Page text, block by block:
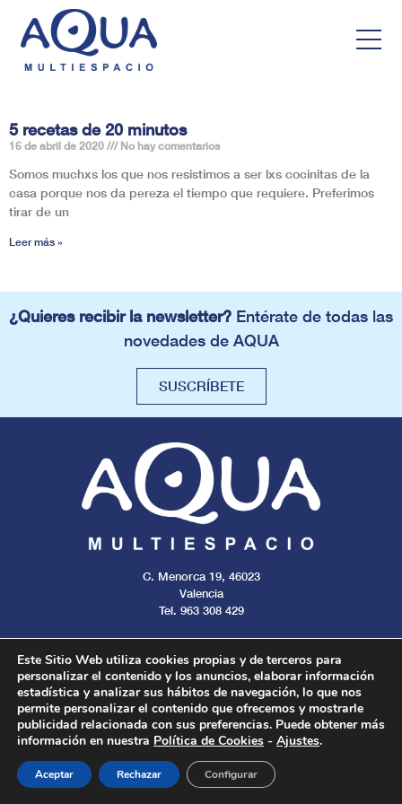
5 recetas de 20 minutos
16 de abril de 2020 No hay comentarios
Somos muchxs los que nos resistimos a ser lxs cocinitas de la
casa porque nos da pereza el tiempo que requiere. Preferimos
tirar de un
Leer más »
¿Quieres recibir la newsletter? Entérate de todas las
novedades de AQUA
SUSCRÍBETE
C. Menorca 19, 46023
Valencia
Tel. 963 308 429
Todos los derechos reservados. 2024.
Aviso legal Cookies Privacidad
Este Sitio Web utiliza cookies propias y de terceros para
personalizar el contenido y los anuncios, elaborar información
estadística y analizar sus hábitos de navegación, lo que nos
permite personalizar el contenido que ofrecemos y mostrarle
publicidad relacionada con sus preferencias. Puede obtener más
información en nuestra Política de Cookies - Ajustes.
Aceptar Rechazar Configurar